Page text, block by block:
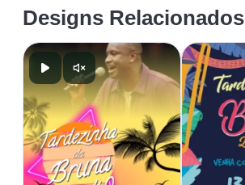
Designs Relacionados